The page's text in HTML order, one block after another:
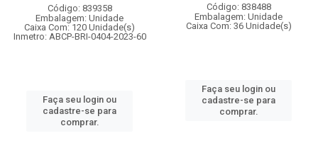
Código: 839358
Embalagem: Unidade
Caixa Com: 120 Unidade(s)
Inmetro: ABCP-BRI-0404-2023-60
Faça seu login ou
cadastre-se para
comprar.
Código: 838488
Embalagem: Unidade
Caixa Com: 36 Unidade(s)
Faça seu login ou
cadastre-se para
comprar.